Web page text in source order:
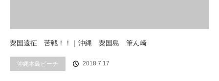
粟国遠征 苦戦！！｜沖縄 粟国島 筆ん崎
沖縄本島ビーチ 2018.7.17